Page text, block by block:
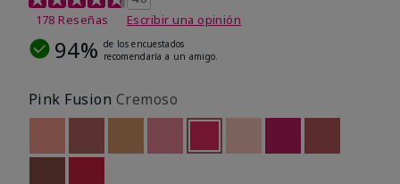
178 Reseñas
Escribir una opinión
94% de los encuestados
recomendaría a un amigo.
Pink Fusion Cremoso
Out of stockOut of stockseleccionado
Out of stock